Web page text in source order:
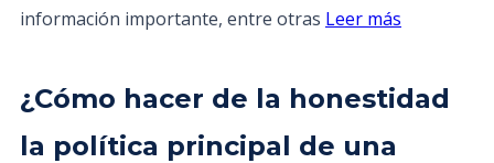
información importante, entre otras Leer más
¿Cómo hacer de la honestidad
la política principal de una